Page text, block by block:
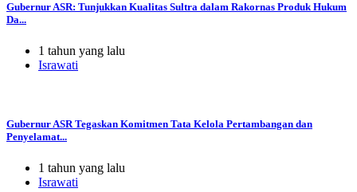
Gubernur ASR: Tunjukkan Kualitas Sultra dalam Rakornas Produk Hukum
Da...
1 tahun yang lalu
Israwati
Gubernur ASR Tegaskan Komitmen Tata Kelola Pertambangan dan
Penyelamat...
1 tahun yang lalu
Israwati